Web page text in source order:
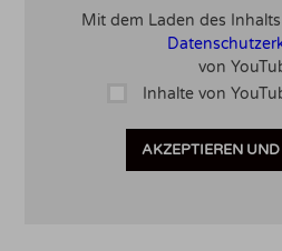
Mit dem Laden des
von
Inhalte von
AKZEPTIEREN